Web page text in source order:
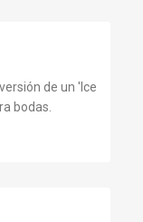
de un 'Ice
bodas.